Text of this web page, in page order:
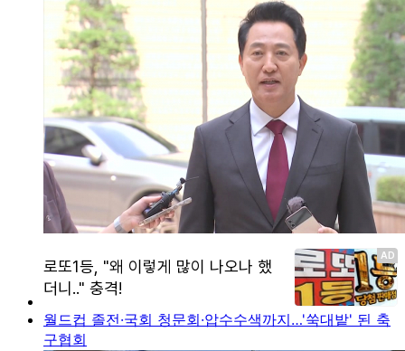
월드컵 졸전·국회 청문회·압수수색까지…'쑥대밭' 된 축
구협회